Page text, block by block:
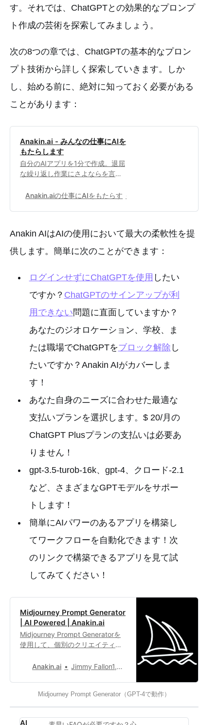
す。それでは、ChatGPTとの効果的なプロンプ
ト作成の芸術を探索してみましょう。
次の8つの章では、ChatGPTの基本的なプロン
プト技術から詳しく探索していきます。しか
し、始める前に、絶対に知っておく必要がある
ことがあります：
Anakin.ai - みんなの仕事にAIを
もたらします
自分のAIアプリを1分で作成。退屈
な繰り返し作業にさよならを言い
Anakin.aiの仕事にAIをもたらす
Anakin AIはAIの使用において最大の柔軟性を提
供します。簡単に次のことができます：
ログインせずにChatGPTを使用 したい
ですか？ ChatGPTのサインアップが利
用できない問題に直面していますか？
あなたのジオロケーション、学校、ま
たは職場でChatGPTをブロック解除 し
たいですか？Anakin AIがカバーしま
す！
あなた自身のニーズに合わせた最適な
支払いプランを選択します。$ 20/月の
ChatGPT Plusプランの支払いは必要あ
りません！
gpt-3.5-turob-16k、gpt-4、クロード-2.1
など、さまざまなGPTモデルをサポー
トします！
簡単にAIパワーのあるアプリを構築し
てワークフローを自動化できます！次
のリンクで構築できるアプリを見て試
してみてください！
Midjourney Prompt Generator
| AI Powered | Anakin.ai
Midjourney Prompt Generatorを
使用して、個別のクリエイティブ
なインスピレーションを得ましょ
Anakin.ai Jimmy Fallon1,327
Midjourney Prompt Generator（GPT-4で動作）
AI